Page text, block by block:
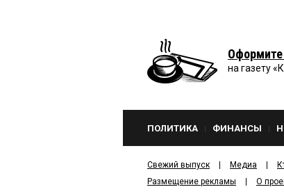
Оформите
на газету
ПОЛИТИКА ФИНАНСЫ
Свежий выпуск Медиа
Размещение рекламы
О